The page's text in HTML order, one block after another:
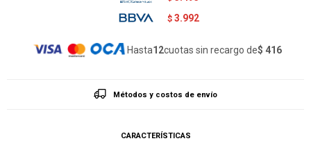
$ 3.992
Hasta12cuotas sin recargo de$ 416
Métodos y costos de envío
CARACTERÍSTICAS